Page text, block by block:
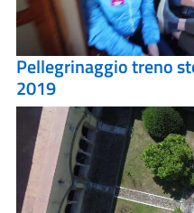
Pellegrinaggio treno
2019